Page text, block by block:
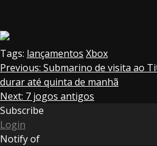
Tags: lançamentos Xbox
Continue
Reading
Previous: Submarino de visita ao
durar até quinta de manhã
Next: 7 jogos antigos
Subscribe
Login
Notify of